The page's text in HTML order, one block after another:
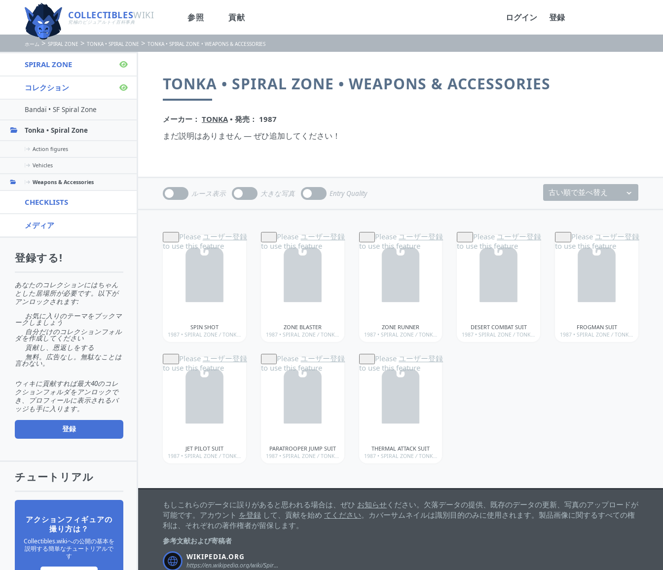
COLLECTIBLESWIKI
究極のビジュアルトイ百科事典 参照 貢献 ログイン 登録
ホーム > SPIRAL ZONE > TONKA • SPIRAL ZONE > TONKA • SPIRAL ZONE • WEAPONS & ACCESSORIES
SPIRAL ZONE
コレクション
Bandaï • SF Spiral Zone
Tonka • Spiral Zone
Action figures
Vehicles
Weapons & Accessories
CHECKLISTS
メディア
登録する!
あなたのコレクションにはちゃん
とした居場所が必要です。以下が
アンロックされます:
お気に入りのテーマをブックマ
ークしましょう
自分だけのコレクションフォル
ダを作成してください
貢献し、恩返しをする
無料。広告なし。無駄なことは
言わない。
ウィキに貢献すれば最大40のコレ
クションフォルダをアンロックで
き、プロフィールに表示されるバ
ッジも手に入ります。
登録
チュートリアル
アクションフィギュアの
撮り方は？
Collectibles.wikiへの公開の基本を
説明する簡単なチュートリアルで
す
TONKA • SPIRAL ZONE • WEAPONS & ACCESSORIES
メーカー： TONKA• 発売： 1987
まだ説明はありません — ぜひ追加してください！
ルース表示 大きな写真 Entry Quality
Please ユーザー登録
to use this feature
SPIN SHOT
1987 • SPIRAL ZONE / TONKA • SPIRAL ZONE / TONKA • SPIRAL ZONE • WEAPONS & ACCESSORIES
Please ユーザー登録
to use this feature
ZONE BLASTER
1987 • SPIRAL ZONE / TONKA • SPIRAL ZONE / TONKA • SPIRAL ZONE • WEAPONS & ACCESSORIES
Please ユーザー登録
to use this feature
ZONE RUNNER
1987 • SPIRAL ZONE / TONKA • SPIRAL ZONE / TONKA • SPIRAL ZONE • WEAPONS & ACCESSORIES
Please ユーザー登録
to use this feature
DESERT COMBAT SUIT
1987 • SPIRAL ZONE / TONKA • SPIRAL ZONE / TONKA • SPIRAL ZONE •
Please ユーザー登録
to use this feature
FROGMAN SUIT
1987 • SPIRAL ZONE / TONKA • SPIRAL ZONE
Please ユーザー登録
to use this feature
JET PILOT SUIT
1987 • SPIRAL ZONE / TONKA • SPIRAL ZONE / TONKA • SPIRAL ZONE • WEAPONS & ACCESSORIES
Please ユーザー登録
to use this feature
PARATROOPER JUMP SUIT
1987 • SPIRAL ZONE / TONKA • SPIRAL ZONE / TONKA • SPIRAL ZONE • WEAPONS & ACCESSORIES
Please ユーザー登録
to use this feature
THERMAL ATTACK SUIT
1987 • SPIRAL ZONE / TONKA • SPIRAL ZONE
もしこれらのデータに誤りがあると思われる場合は、ぜひ お知らせ ください。欠落データの提供、既存のデータの更新、写真のアップロードが
可能です。アカウント を登録 して、貢献を始め てください。カバーサムネイルは識別目的のみに使用されます。製品画像に関するすべての権
利は、それぞれの著作権者が留保します。
参考文献および寄稿者
WIKIPEDIA.ORG
https://en.wikipedia.org/wiki/Spiral_Zone#Toys